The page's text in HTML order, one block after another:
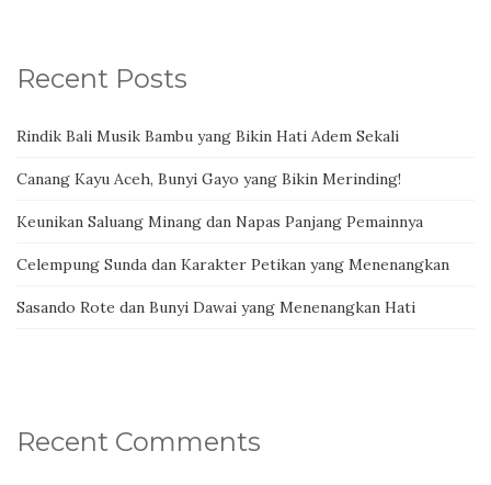
Recent Posts
Rindik Bali Musik Bambu yang Bikin Hati Adem Sekali
Canang Kayu Aceh, Bunyi Gayo yang Bikin Merinding!
Keunikan Saluang Minang dan Napas Panjang Pemainnya
Celempung Sunda dan Karakter Petikan yang Menenangkan
Sasando Rote dan Bunyi Dawai yang Menenangkan Hati
Recent Comments